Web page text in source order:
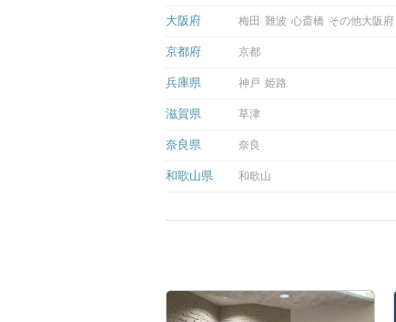
大阪府 梅田 難波 心斎橋 その他大阪府
京都府 京都
兵庫県 神戸 姫路
滋賀県 草津
奈良県 奈良
和歌山県 和歌山